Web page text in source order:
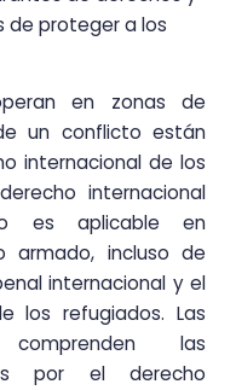
de proteger a los
en zonas de
un conflicto están
internacional de los
internacional
es aplicable en
armado, incluso de
internacional y el
los refugiados. Las
las
por el derecho